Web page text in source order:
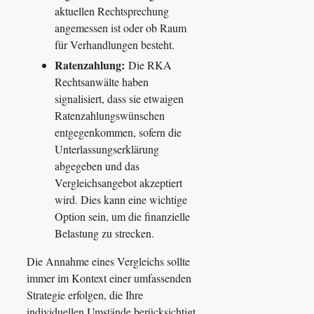
aktuellen Rechtsprechung
angemessen ist oder ob Raum
für Verhandlungen besteht.
Ratenzahlung: Die RKA
Rechtsanwälte haben
signalisiert, dass sie etwaigen
Ratenzahlungswünschen
entgegenkommen, sofern die
Unterlassungserklärung
abgegeben und das
Vergleichsangebot akzeptiert
wird. Dies kann eine wichtige
Option sein, um die finanzielle
Belastung zu strecken.
Die Annahme eines Vergleichs sollte
immer im Kontext einer umfassenden
Strategie erfolgen, die Ihre